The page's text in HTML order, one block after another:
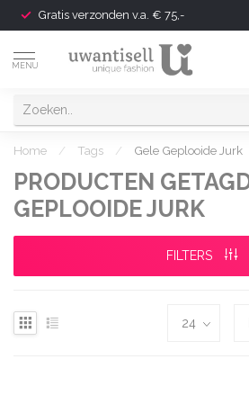
Gratis verzonden v.a. € 75,-
MENU
Home / Tags / Gele Geplooide Jurk
PRODUCTEN
GEPLOOIDE JURK
FILTERS